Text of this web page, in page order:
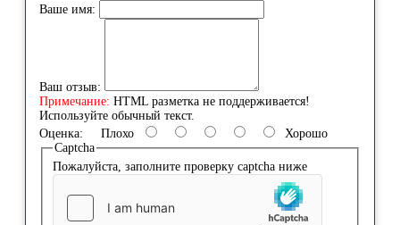
Ваше имя:
Ваш отзыв:
Примечание: HTML разметка не поддерживается!
Используйте обычный текст.
Оценка: Плохо
Хорошо
Captcha
Пожалуйста, заполните проверку captcha ниже